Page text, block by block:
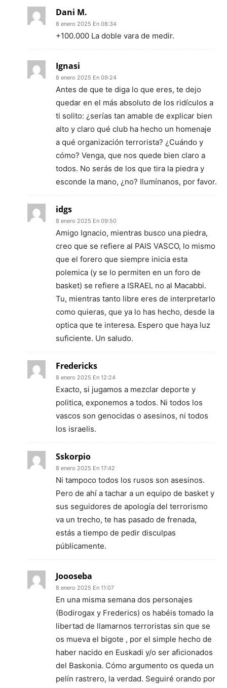
Dani M.
8 enero 2025 En 08:34
+100.000 La doble vara de medir.
Ignasi
8 enero 2025 En 09:24
Antes de que te diga lo que eres, te dejo
quedar en el más absoluto de los ridículos a
ti solito: ¿serías tan amable de explicar bien
alto y claro qué club ha hecho un homenaje
a qué organización terrorista? ¿Cuándo y
cómo? Venga, que nos quede bien claro a
todos. No serás de los que tira la piedra y
esconde la mano, ¿no? Ilumínanos, por favor.
idgs
8 enero 2025 En 09:50
Amigo Ignacio, mientras busco una piedra,
creo que se refiere al PAIS VASCO, lo mismo
que el forero que siempre inicia esta
polemica (y se lo permiten en un foro de
basket) se refiere a ISRAEL no al Macabbi.
Tu, mientras tanto libre eres de interpretarlo
como quieras, que ya lo has hecho, desde la
optica que te interesa. Espero que haya luz
suficiente. Un saludo.
Fredericks
8 enero 2025 En 12:24
Exacto, si jugamos a mezclar deporte y
politica, exponemos a todos. Ni todos los
vascos son genocidas o asesinos, ni todos
los israelis.
Sskorpio
8 enero 2025 En 17:42
Ni tampoco todos los rusos son asesinos.
Pero de ahí a tachar a un equipo de basket y
sus seguidores de apología del terrorismo
va un trecho, te has pasado de frenada,
estás a tiempo de pedir disculpas
públicamente.
Joooseba
8 enero 2025 En 11:07
En una misma semana dos personajes
(Bodirogax y Frederics) os habéis tomado la
libertad de llamarnos terroristas sin que se
os mueva el bigote , por el simple hecho de
haber nacido en Euskadi y/o ser aficionados
del Baskonia. Cómo argumento os queda un
pelín rastrero, la verdad. Seguiré orando por